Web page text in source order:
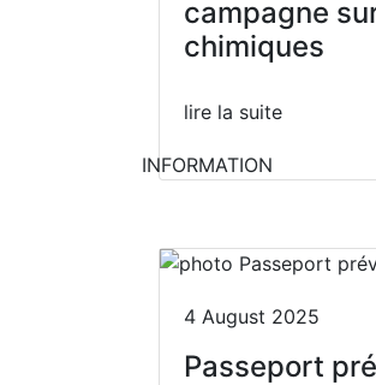
campagne
chimiques
lire la suite
INFORMATION
4 August 2025
Passeport